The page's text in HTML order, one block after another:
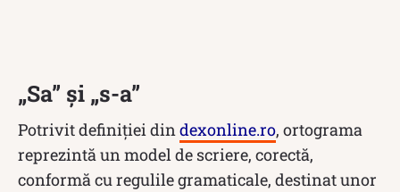
„Sa” și „s-a”
Potrivit definiției din dexonline.ro, ortograma
reprezintă un model de scriere, corectă,
conformă cu regulile gramaticale, destinat unor